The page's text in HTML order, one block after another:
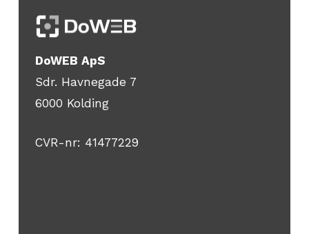
DoWEB ApS
Sdr. Havnegade 7
6000 Kolding
CVR-nr: 41477229